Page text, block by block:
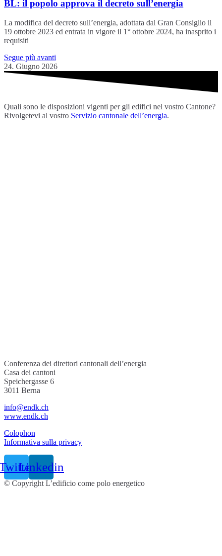
BL: il popolo approva il decreto sull’energia
La modifica del decreto sull’energia, adottata dal Gran Consiglio il
19 ottobre 2023 ed entrata in vigore il 1° ottobre 2024, ha inasprito i
requisiti
Segue più avanti
24. Giugno 2026
Quali sono le disposizioni vigenti per gli edifici nel vostro Cantone?
Rivolgetevi al vostro Servizio cantonale dell’energia.
Conferenza dei direttori cantonali dell’energia
Casa dei cantoni
Speichergasse 6
3011 Berna
info@endk.ch
www.endk.ch
Colophon
Informativa sulla privacy
Linkedin
© Copyright L’edificio come polo energetico